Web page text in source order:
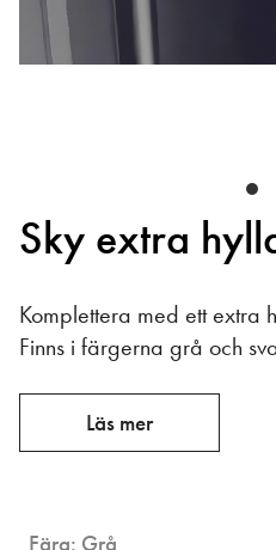
Sky extra
Komplettera med ett extra
Finns i färgerna grå och
Läs mer
Färg: Grå